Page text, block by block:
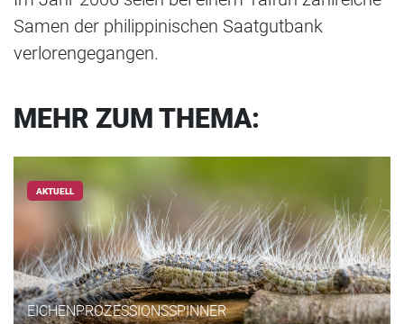
Samen der philippinischen Saatgutbank
verlorengegangen.
MEHR ZUM THEMA:
AKTUELL
EICHENPROZESSIONSSPINNER